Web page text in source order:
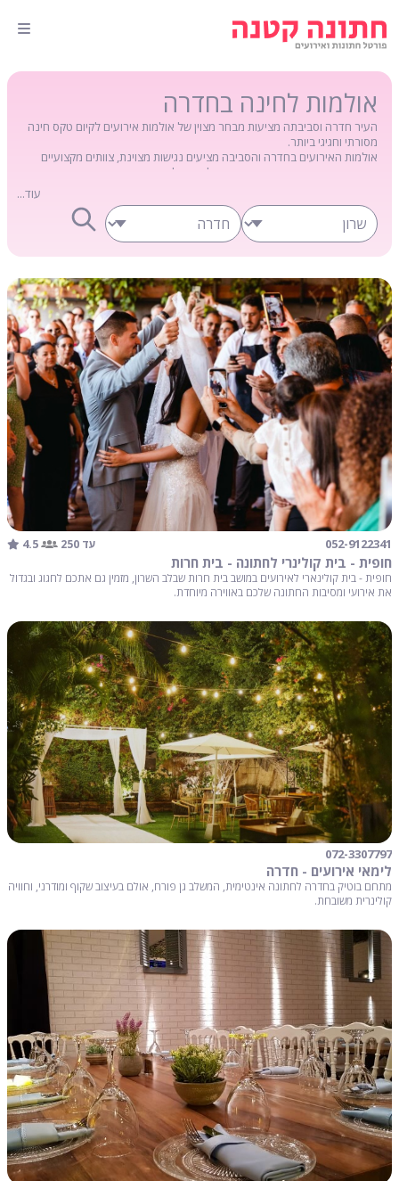
אולמות לחינה בחדרה
העיר חדרה וסביבתה מציעות מבחר מצוין של אולמות אירועים לקיום טקס חינה
מסורתי וחגיגי ביותר.
אולמות האירועים בחדרה והסביבה מציעים נגישות מצוינת, צוותים מקצועיים
וניסיון מוכח בהפקת אירועי חינה מושלמים ובלתי נשכחים עבור המשפחה
עוד...
052-9122341 עד 250 4.5
חופית - בית קולינרי לחתונה - בית חרות
חופית - בית קולינארי לאירועים במושב בית חרות שבלב השרון, מזמין גם אתכם לחגוג ובגדול
את אירועי ומסיבות החתונה שלכם באווירה מיוחדת.
072-3307797
לימאי אירועים - חדרה
מתחם בוטיק בחדרה לחתונה אינטימית, המשלב גן פורח, אולם בעיצוב שקוף ומודרני, וחוויה
קולינרית משובחת.